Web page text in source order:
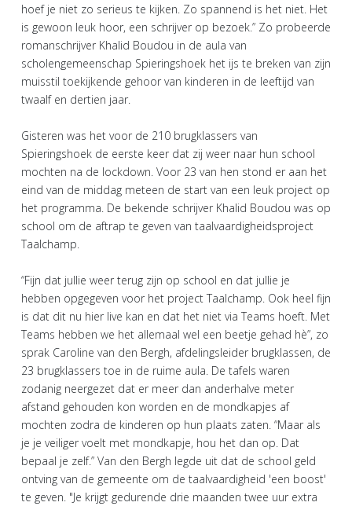
hoef je niet zo serieus te kijken. Zo spannend is het niet. Het
is gewoon leuk hoor, een schrijver op bezoek.” Zo probeerde
romanschrijver Khalid Boudou in de aula van
scholengemeenschap Spieringshoek het ijs te breken van zijn
muisstil toekijkende gehoor van kinderen in de leeftijd van
twaalf en dertien jaar.
Gisteren was het voor de 210 brugklassers van
Spieringshoek de eerste keer dat zij weer naar hun school
mochten na de lockdown. Voor 23 van hen stond er aan het
eind van de middag meteen de start van een leuk project op
het programma. De bekende schrijver Khalid Boudou was op
school om de aftrap te geven van taalvaardigheidsproject
Taalchamp.
“Fijn dat jullie weer terug zijn op school en dat jullie je
hebben opgegeven voor het project Taalchamp. Ook heel fijn
is dat dit nu hier live kan en dat het niet via Teams hoeft. Met
Teams hebben we het allemaal wel een beetje gehad hè”, zo
sprak Caroline van den Bergh, afdelingsleider brugklassen, de
23 brugklassers toe in de ruime aula. De tafels waren
zodanig neergezet dat er meer dan anderhalve meter
afstand gehouden kon worden en de mondkapjes af
mochten zodra de kinderen op hun plaats zaten. “Maar als
je je veiliger voelt met mondkapje, hou het dan op. Dat
bepaal je zelf.” Van den Bergh legde uit dat de school geld
ontving van de gemeente om de taalvaardigheid 'een boost'
te geven. "Je krijgt gedurende drie maanden twee uur extra